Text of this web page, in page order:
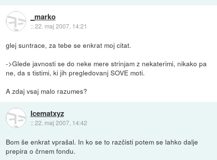
_marko
::22. maj 2007, 14:21
glej suntrace, za tebe se enkrat moj citat.
->Glede javnosti se do neke mere strinjam z nekaterimi, nikako pa
ne, da s tistimi, ki jih pregledovanj SOVE moti.
A zdaj vsaj malo razumes?
Icematxyz
::22. maj 2007, 14:42
Bom še enkrat vprašal. In ko se to razčisti potem se lahko dalje
prepira o črnem fondu.